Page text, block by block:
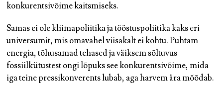
konkurentsivõime kaitsmiseks.
Samas ei ole kliimapoliitika ja tööstuspoliitika kaks eri
universumit, mis omavahel viisakalt ei kohtu. Puhtam
energia, tõhusamad tehased ja väiksem sõltuvus
fossiilkütustest ongi lõpuks see konkurentsivõime, mida
iga teine pressikonverents lubab, aga harvem ära mõõdab.